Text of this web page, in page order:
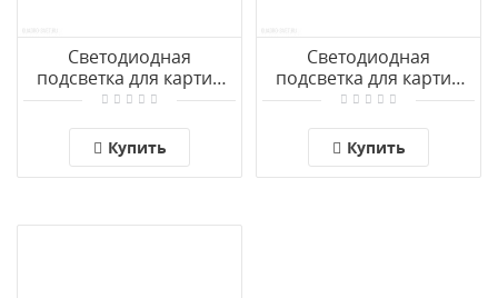
Светодиодная
подсветка для картин
Arte Lamp CHIANTI
Купить
Светодиодная
подсветка для картин
Arte Lamp CHIANTI
Купить